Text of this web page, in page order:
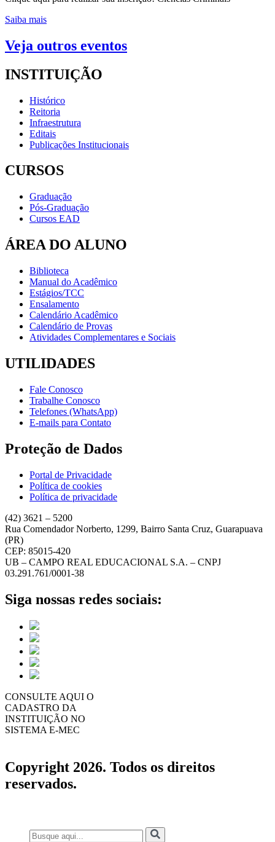
Saiba mais
Veja outros eventos
INSTITUIÇÃO
Histórico
Reitoria
Infraestrutura
Editais
Publicações Institucionais
CURSOS
Graduação
Pós-Graduação
Cursos EAD
ÁREA DO ALUNO
Biblioteca
Manual do Acadêmico
Estágios/TCC
Ensalamento
Calendário Acadêmico
Calendário de Provas
Atividades Complementares e Sociais
UTILIDADES
Fale Conosco
Trabalhe Conosco
Telefones (WhatsApp)
E-mails para Contato
Proteção de Dados
Portal de Privacidade
Política de cookies
Política de privacidade
(42) 3621 – 5200
Rua Comendador Norberto, 1299, Bairro Santa Cruz, Guarapuava
(PR)
CEP: 85015-420
UB – CAMPO REAL EDUCACIONAL S.A. – CNPJ
03.291.761/0001-38
Siga nossas redes sociais:
CONSULTE AQUI O
CADASTRO DA
INSTITUIÇÃO NO
SISTEMA E-MEC
Copyright 2026. Todos os direitos
reservados.